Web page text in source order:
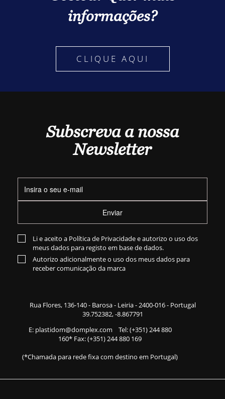
informações?
CLIQUE AQUI
Subscreva a nossa
Newsletter
Enviar
Li e aceito a Política de Privacidadee autorizo o uso dos
meus dados para registo em base de dados.
Autorizo adicionalmente o uso dos meus dados para
receber comunicação da marca
Rua Flores, 136-140- Barosa - Leiria - 2400-016 - Portugal
39.752382, -8.867791
E: plastidom@domplex.com Tel:(+351) 244 880
160* Fax: (+351) 244 880 169
(*Chamada para rede fixa com destino em Portugal)